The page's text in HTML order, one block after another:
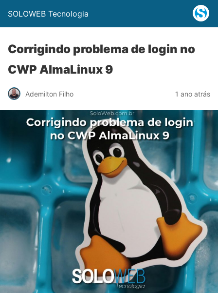
SOLOWEB Tecnologia
Corrigindo problema de login no
CWP AlmaLinux 9
Ademilton Filho 1 ano atrás